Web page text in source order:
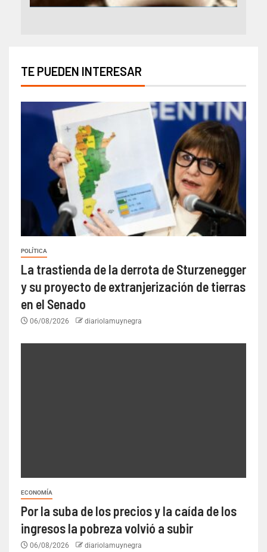
TE PUEDEN INTERESAR
POLÍTICA
La trastienda de la derrota de Sturzenegger
y su proyecto de extranjerización de tierras
en el Senado
06/08/2026 diariolamuynegra
ECONOMÍA
Por la suba de los precios y la caída de los
ingresos la pobreza volvió a subir
06/08/2026 diariolamuynegra